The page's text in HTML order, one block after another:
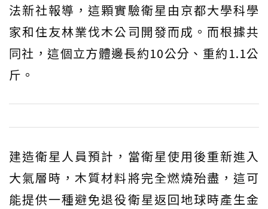
法新社報導，這顆實驗衛星由京都大學科學
家和住友林業伐木公司開發而成。而根據共
同社，這個立方體邊長約10公分、重約1.1公
斤。
建造衛星人員預計，當衛星使用後重新進入
大氣層時，木質材料將完全燃燒殆盡，這可
能提供一種避免退役衛星返回地球時產生金